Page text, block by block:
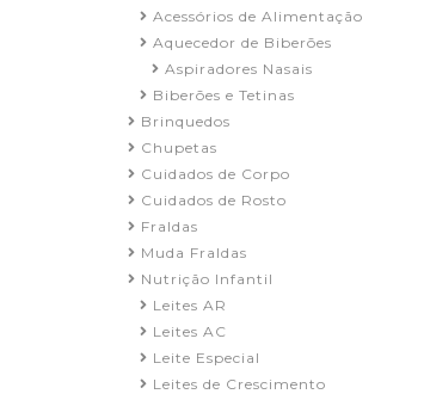
Acessórios de Alimentação
Aquecedor de Biberões
Aspiradores Nasais
Biberões e Tetinas
Brinquedos
Chupetas
Cuidados de Corpo
Cuidados de Rosto
Fraldas
Muda Fraldas
Nutrição Infantil
Leites AR
Leites AC
Leite Especial
Leites de Crescimento